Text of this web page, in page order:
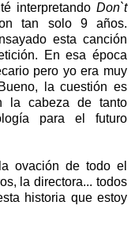
interpretando Don`t
tan solo 9 años.
esta canción
En esa época
pero yo era muy
la cuestión es
la cabeza de tanto
para el futuro
ovación de todo el
la directora... todos
historia que estoy